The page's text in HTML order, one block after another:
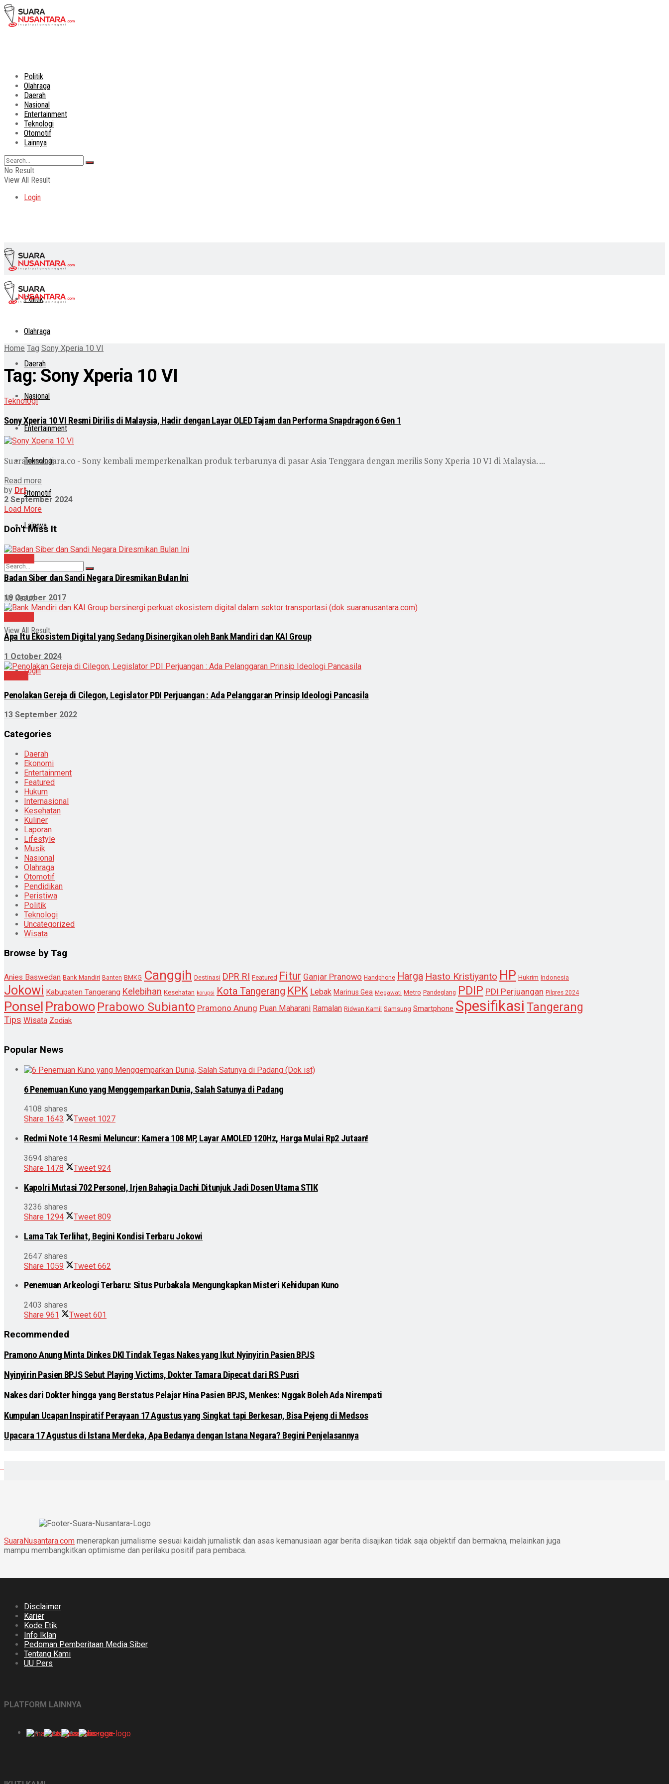
Politik
Olahraga
Daerah
Nasional
Entertainment
Teknologi
Otomotif
Lainnya
No Result
View All Result
Login
Politik
Olahraga
Daerah
Nasional
Entertainment
Teknologi
Otomotif
Lainnya
No Result
View All Result
Login
Home Tag Sony Xperia 10 VI
Tag: Sony Xperia 10 VI
Teknologi
Sony Xperia 10 VI Resmi Dirilis di Malaysia, Hadir dengan Layar OLED Tajam dan Performa Snapdragon 6 Gen 1
Suaranusantara.co - Sony kembali memperkenalkan produk terbarunya di pasar Asia Tenggara dengan merilis Sony Xperia 10 VI di Malaysia. ...
Read more
by Drt
2 September 2024
Load More
Don't Miss It
Badan Siber dan Sandi Negara Diresmikan Bulan Ini
19 October 2017
Apa Itu Ekosistem Digital yang Sedang Disinergikan oleh Bank Mandiri dan KAI Group
1 October 2024
Penolakan Gereja di Cilegon, Legislator PDI Perjuangan : Ada Pelanggaran Prinsip Ideologi Pancasila
13 September 2022
Categories
Daerah
Ekonomi
Entertainment
Featured
Hukum
Internasional
Kesehatan
Kuliner
Laporan
Lifestyle
Musik
Nasional
Olahraga
Otomotif
Pendidikan
Peristiwa
Politik
Teknologi
Uncategorized
Wisata
Browse by Tag
Anies Baswedan Bank Mandiri Banten BMKG Canggih Destinasi DPR RI Featured Fitur Ganjar Pranowo Handphone Harga Hasto Kristiyanto HP Hukrim Indonesia
Jokowi Kabupaten Tangerang Kelebihan Kesehatan korupsi Kota Tangerang KPK Lebak Marinus Gea Megawati Metro Pandeglang PDIP PDI Perjuangan Pilpres 2024
Ponsel Prabowo Prabowo Subianto Pramono Anung Puan Maharani Ramalan Ridwan Kamil Samsung Smartphone Spesifikasi Tangerang
Tips Wisata Zodiak
Popular News
6 Penemuan Kuno yang Menggemparkan Dunia, Salah Satunya di Padang
4108 shares
Share 1643 Tweet 1027
Redmi Note 14 Resmi Meluncur: Kamera 108 MP, Layar AMOLED 120Hz, Harga Mulai Rp2 Jutaan!
3694 shares
Share 1478 Tweet 924
Kapolri Mutasi 702 Personel, Irjen Bahagia Dachi Ditunjuk Jadi Dosen Utama STIK
3236 shares
Share 1294 Tweet 809
Lama Tak Terlihat, Begini Kondisi Terbaru Jokowi
2647 shares
Share 1059 Tweet 662
Penemuan Arkeologi Terbaru: Situs Purbakala Mengungkapkan Misteri Kehidupan Kuno
2403 shares
Share 961 Tweet 601
Recommended
Pramono Anung Minta Dinkes DKI Tindak Tegas Nakes yang Ikut Nyinyirin Pasien BPJS
Nyinyirin Pasien BPJS Sebut Playing Victims, Dokter Tamara Dipecat dari RS Pusri
Nakes dari Dokter hingga yang Berstatus Pelajar Hina Pasien BPJS, Menkes: Nggak Boleh Ada Nirempati
Kumpulan Ucapan Inspiratif Perayaan 17 Agustus yang Singkat tapi Berkesan, Bisa Pejeng di Medsos
Upacara 17 Agustus di Istana Merdeka, Apa Bedanya dengan Istana Negara? Begini Penjelasannya
SuaraNusantara.com menerapkan jurnalisme sesuai kaidah jurnalistik dan asas kemanusiaan agar berita disajikan tidak saja objektif dan bermakna, melainkan juga
mampu membangkitkan optimisme dan perilaku positif para pembaca.
Disclaimer
Karier
Kode Etik
Info Iklan
Pedoman Pemberitaan Media Siber
Tentang Kami
UU Pers
PLATFORM LAINNYA